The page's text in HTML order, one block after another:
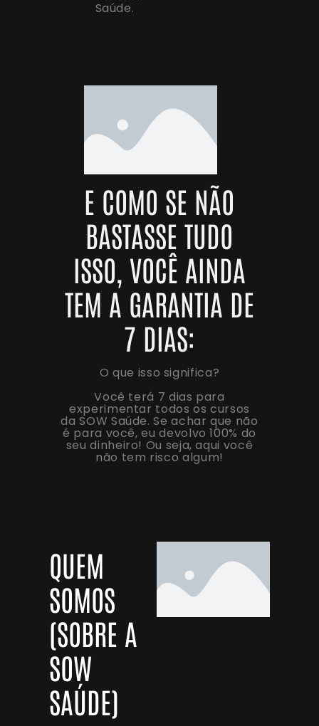
Saúde.
E COMO SE NÃO
BASTASSE TUDO
ISSO, VOCÊ AINDA
TEM A GARANTIA DE
7 DIAS:
O que isso significa?
Você terá 7 dias para
experimentar todos os cursos
da SOW Saúde. Se achar que não
é para você, eu devolvo 100% do
seu dinheiro! Ou seja, aqui você
não tem risco algum!
QUEM
SOMOS
(SOBRE A
SOW
SAÚDE)